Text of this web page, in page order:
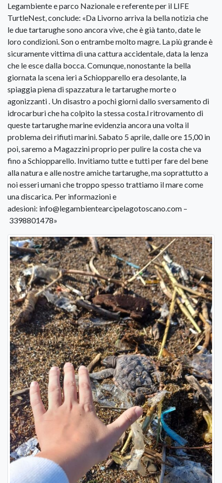
Legambiente e parco Nazionale e referente per il LIFE
TurtleNest, conclude: «Da Livorno arriva la bella notizia che
le due tartarughe sono ancora vive, che è già tanto, date le
loro condizioni. Son o entrambe molto magre. La più grande è
sicuramente vittima di una cattura accidentale, data la lenza
che le esce dalla bocca. Comunque, nonostante la bella
giornata la scena ieri a Schiopparello era desolante, la
spiaggia piena di spazzatura le tartarughe morte o
agonizzanti . Un disastro a pochi giorni dallo sversamento di
idrocarburi che ha colpito la stessa costa.l ritrovamento di
queste tartarughe marine evidenzia ancora una volta il
problema dei rifiuti marini. Sabato 5 aprile, dalle ore 15,00 in
poi, saremo a Magazzini proprio per pulire la costa che va
fino a Schiopparello. Invitiamo tutte e tutti per fare del bene
alla natura e alle nostre amiche tartarughe, ma soprattutto a
noi esseri umani che troppo spesso trattiamo il mare come
una discarica. Per informazioni e
adesioni: info@legambientearcipelagotoscano.com –
3398801478»